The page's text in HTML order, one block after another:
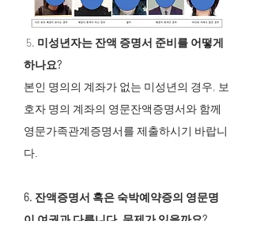
5. 미성년자는 잔액 증명서 준비를 어떻게
하나요?
본인 명의의 계좌가 없는 미성년의 경우, 보
호자 명의 계좌의 영문잔액증명서와 함께
영문가족관계증명서를 제출하시기 바랍니
다.
6. 잔액증명서 혹은 숙박예약증의 영문명
이 여권과 다릅니다. 문제가 있을까요?